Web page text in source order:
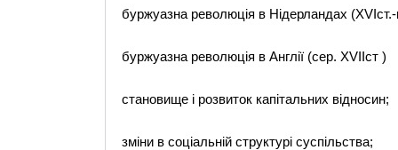
буржуазна революція в Нідерландах
буржуазна революція в Англії (сер. XVIIст )
становище і розвиток капітальних відносин;
зміни в соціальній структурі суспільства;